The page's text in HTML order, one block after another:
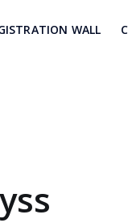
WALL